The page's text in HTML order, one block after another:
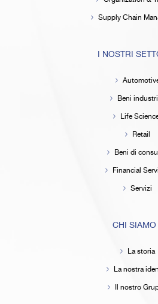
Supply Chain
I NOSTRI
Beni
Life
Retail
Beni di
Financial
Servizi
CHI SIAMO
La storia
La nostra
Il nostro